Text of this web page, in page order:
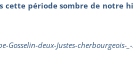
période sombre de notre
deux-Justes-